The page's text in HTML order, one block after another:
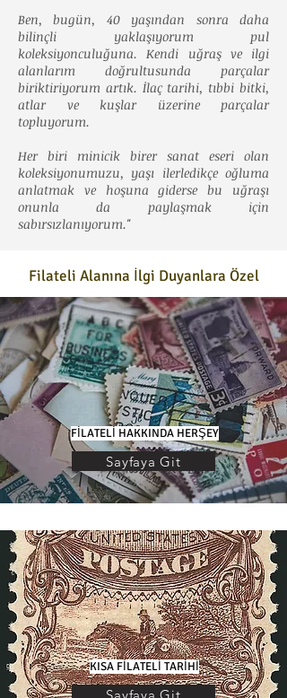
Ben, bugün, 40 yaşından sonra daha
bilinçli yaklaşıyorum pul
koleksiyonculuğuna. Kendi uğraş ve ilgi
alanlarım doğrultusunda parçalar
biriktiriyorum artık. İlaç tarihi, tıbbi bitki,
atlar ve kuşlar üzerine parçalar
topluyorum.
Her biri minicik birer sanat eseri olan
koleksiyonumuzu, yaşı ilerledikçe oğluma
anlatmak ve hoşuna giderse bu uğraşı
onunla da paylaşmak için
sabırsızlanıyorum."
Filateli Alanına İlgi Duyanlara Özel
FİLATELİ HAKKINDA HERŞEY
Sayfaya Git
KISA FİLATELİ TARİHİ
Sayfaya Git